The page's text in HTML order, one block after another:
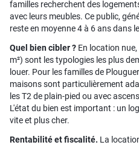
familles recherchent des
avec leurs meubles. Ce public,
reste en moyenne 4 à 6 ans dans
Quel bien cibler ? En location
m²) sont les typologies les plus
louer. Pour les familles de
maisons sont particulièrement
les T2 de plain-pied ou avec
L'état du bien est important : un
vite et plus cher.
Rentabilité et fiscalité. La